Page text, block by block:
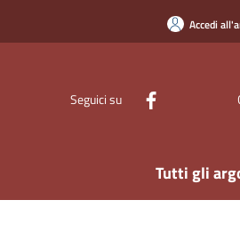
Accedi
Seguici su
Tutti gli